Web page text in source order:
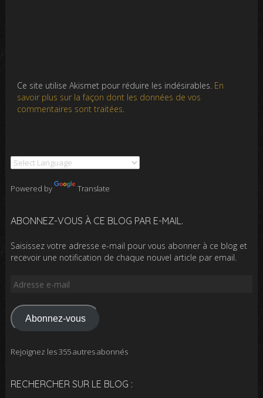
Ce site utilise Akismet pour réduire les indésirables. En
savoir plus sur la façon dont les données de vos
commentaires sont traitées.
Powered by Translate
ABONNEZ-VOUS À CE BLOG PAR E-MAIL.
Saisissez votre adresse e-mail pour vous abonner à ce blog et
recevoir une notification de chaque nouvel article par email.
Adresse
mail
Abonnez-vous
Rejoignez les 355 autres abonnés
RECHERCHER SUR LE BLOG :